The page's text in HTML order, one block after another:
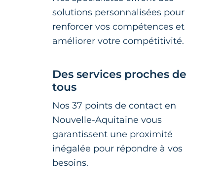
solutions personnalisées pour
renforcer vos compétences et
améliorer votre compétitivité.
Des services proches de
tous
Nos 37 points de contact en
Nouvelle-Aquitaine vous
garantissent une proximité
inégalée pour répondre à vos
besoins.